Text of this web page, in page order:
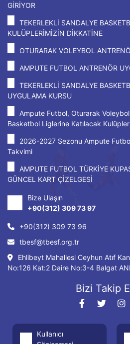
GİRİYOR
TEKERLEKLİ SANDALYE
KULÜPLERİMİZİN DİKKATİNE
OTURARAK VOLEYBOL
AMPUTE FUTBOL ANTRENÖR
TEKERLEKLİ SANDALYE
UYGULAMA KURSU
Ampute Futbol, Oturarak
Basketbol Liglerine Katılacak
2026-2027 Sezonu Ampute
Takvimi
AMPUTE FUTBOL TÜRKİYE
GÜNCEL KART ÇİZELGESİ
Bize Ulaşın
+90(312) 309 73 97
+90(312) 309 73 96
tbesf@tbesf.org.tr
Ehlibeyt Mahallesi Ceyhun Atıf
No:126 Kat:2 Daire No:3-4 Balgat
Bizi Takip
Kullanıcı